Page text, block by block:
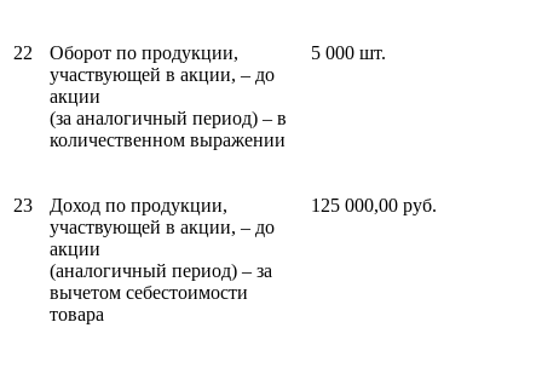
22
Оборот по продукции,
участвующей в акции, – до
акции
(за аналогичный период) – в
количественном выражении
5 000 шт.
23
Доход по продукции,
участвующей в акции, – до
акции
(аналогичный период) – за
вычетом себестоимости
товара
125 000,00 руб.